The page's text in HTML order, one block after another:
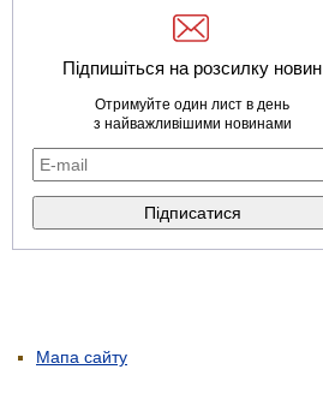
Підпишіться на розсилку новин
Отримуйте один лист в день
з найважливішими новинами
Мапа сайту